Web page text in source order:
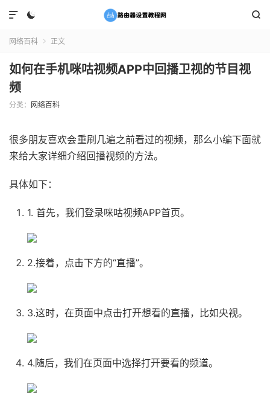
 

网络百科  正文
如何在手机咪咕视频APP中回播卫视的节目视
频
分类： 网络百科
很多朋友喜欢会重刷几遍之前看过的视频，那么小编下面就
来给大家详细介绍回播视频的方法。
具体如下：
1. 首先，我们登录咪咕视频APP首页。
2.接着，点击下方的“直播”。
3.这时，在页面中点击打开想看的直播，比如央视。
4.随后，我们在页面中选择打开要看的频道。